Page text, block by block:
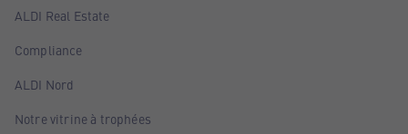
ALDI Real Estate
Compliance
ALDI Nord
Notre vitrine à trophées